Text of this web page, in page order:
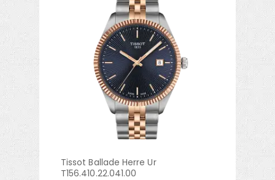
Tissot Ballade Herre Ur
T156.410.22.041.00